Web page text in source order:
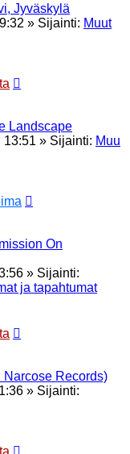
Jyväskylä
» Sijainti: Muut
Landscape
13:51 » Sijainti: Muu
On
» Sijainti:
ja tapahtumat
Narcose Records)
» Sijainti: